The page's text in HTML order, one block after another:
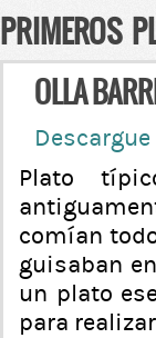
PRIMEROS
OLLA
Plato
comían
guisaban
un plato
para